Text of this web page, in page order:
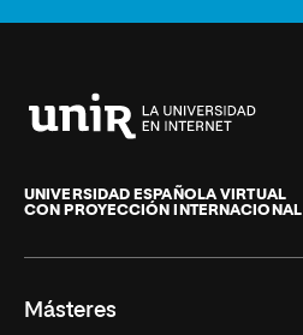
de
La
UNIVERSIDAD ESPAÑOLA VIRTUAL
CON PROYECCIÓN INTERNACIONAL
Másteres